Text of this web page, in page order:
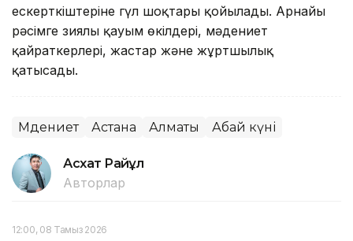
ескерткіштеріне гүл шоқтары қойылады. Арнайы
рәсімге зиялы қауым өкілдері, мәдениет
қайраткерлері, жастар және жұртшылық
қатысады.
Мәдениет Астана Алматы Абай күні
Асхат Райқұл
Авторлар
12:00, 08 Тамыз 2026